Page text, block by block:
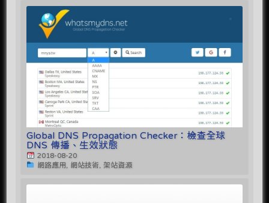
Global DNS Propagation Checker：檢查全球
DNS 傳播、生效狀態
2018-08-20
網路應用, 網站技術, 架站資源